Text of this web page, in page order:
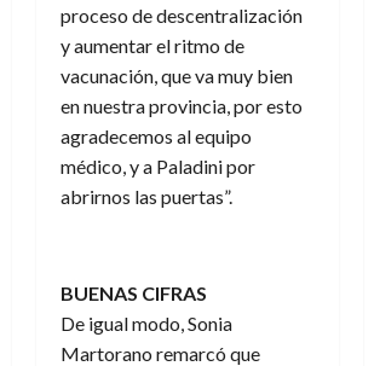
proceso de descentralización
y aumentar el ritmo de
vacunación, que va muy bien
en nuestra provincia, por esto
agradecemos al equipo
médico, y a Paladini por
abrirnos las puertas”.
BUENAS CIFRAS
De igual modo, Sonia
Martorano remarcó que